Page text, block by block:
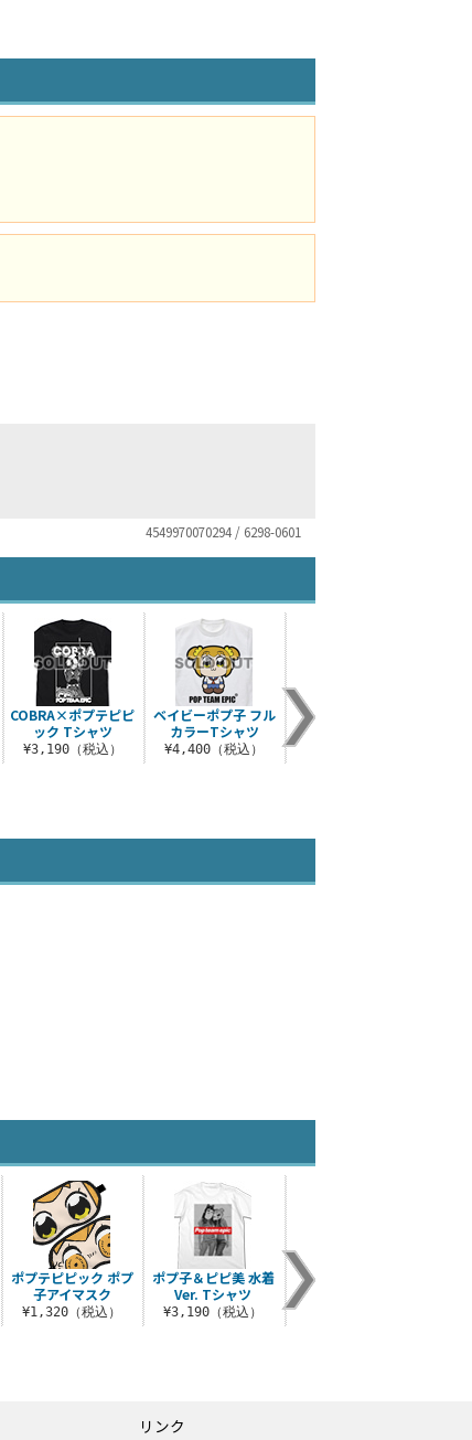
4549970070294 / 6298-0601
COBRA×ポプテピピ
ック Tシャツ
¥3,190（税込）
ベイビーポプ子 フル
カラーTシャツ
¥4,400（税込）
ボブネミミッミ ラグ
ポプテピピック ポプ
子アイマスク
¥1,320（税込）
ポプ子＆ピピ美 水着
Ver. Tシャツ
¥3,190（税込）
ポプテピピック工業
廃水 マグカップ
リンク